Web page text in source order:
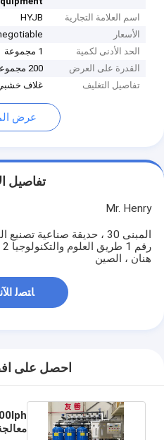
اسم العلامة التجارية
HYJB
الأسعار
الحد الأدنى لكمية
1 مجموعة
القدرة على العرض
200 مجموعة شهريا
تفاصيل التغليف
غلاف
عرض
تفاصيل
Mr. Henry
المبنى 30 ، حديقة صناعية
هنان ، الصين
ﺎﺘﺼﻟ ﺍﻶﻧ
احصل على